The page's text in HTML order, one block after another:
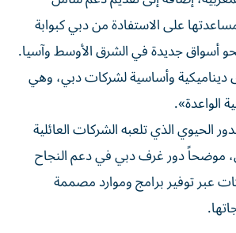
على الاستفادة من دبي كبوابة
أسواق جديدة في الشرق الأوسط وآسيا.
ديناميكية وأساسية لشركات دبي، وهي
الواعدة».
الحيوي الذي تلعبه الشركات العائلية
موضحاً دور غرف دبي في دعم النجاح
عبر توفير برامج وموارد مصممة